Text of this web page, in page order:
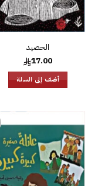
الحصيد
17.00
أضف إلى السلة